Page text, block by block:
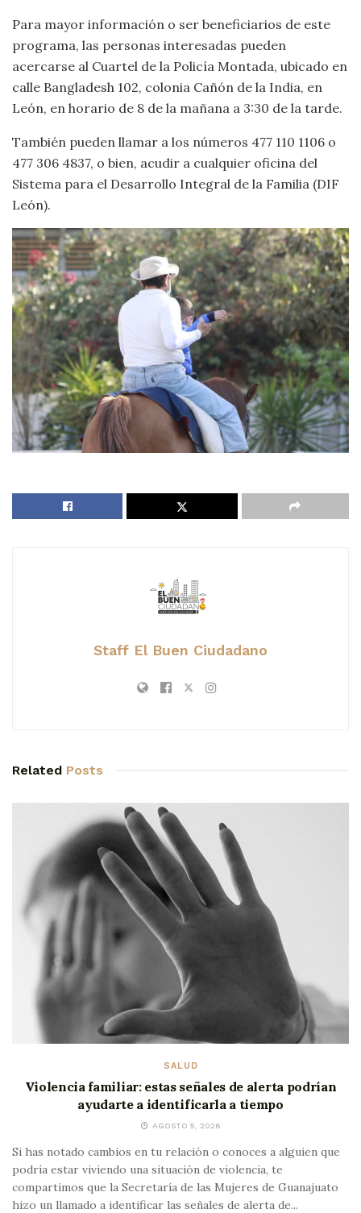
Para mayor información o ser beneficiarios de este
programa, las personas interesadas pueden
acercarse al Cuartel de la Policía Montada, ubicado en
calle Bangladesh 102, colonia Cañón de la India, en
León, en horario de 8 de la mañana a 3:30 de la tarde.
También pueden llamar a los números 477 110 1106 o
477 306 4837, o bien, acudir a cualquier oficina del
Sistema para el Desarrollo Integral de la Familia (DIF
León).
Staff El Buen Ciudadano
Related Posts
SALUD
Violencia familiar: estas señales de alerta podrían
ayudarte a identificarla a tiempo
AGOSTO 5, 2026
Si has notado cambios en tu relación o conoces a alguien que
podría estar viviendo una situación de violencia, te
compartimos que la Secretaría de las Mujeres de Guanajuato
hizo un llamado a identificar las señales de alerta de...